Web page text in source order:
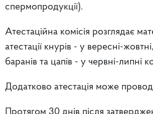
спермопродукції).
Атестаційна комісія розглядає
атестації кнурів - у вересні-жовтні,
баранів та цапів - у червні-липні
Додатково атестація може